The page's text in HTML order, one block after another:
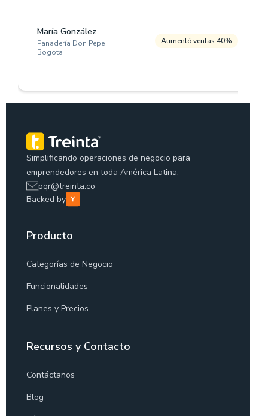
María González
Panadería Don Pepe
Bogota
Aumentó ventas 40%
Simplificando operaciones de negocio para
emprendedores en toda América Latina.
pqr@treinta.co
Backed by
Producto
Categorías de Negocio
Funcionalidades
Planes y Precios
Recursos y Contacto
Contáctanos
Blog